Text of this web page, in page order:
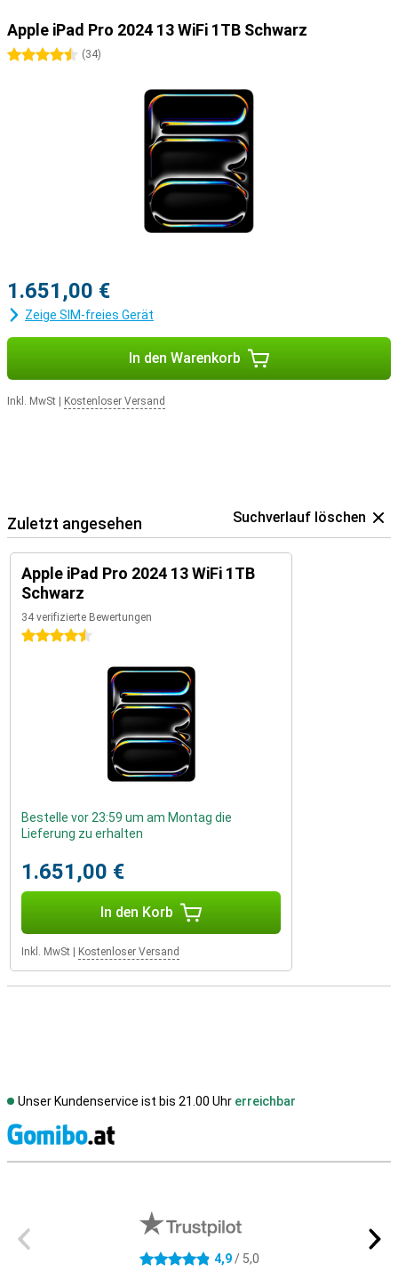
Apple iPad Pro 2024 13 WiFi 1TB Schwarz
4.5 Sterne
(34)
1.651,00 €
Zeige SIM-freies Gerät
In den Warenkorb
Inkl. MwSt Kostenloser Versand
Zuletzt angesehen Suchverlauf löschen
Apple iPad Pro 2024 13 WiFi 1TB
Schwarz
34 verifizierte Bewertungen
4.5 Sterne
Bestelle vor 23:59 um am Montag die
Lieferung zu erhalten
1.651,00 €
In den Korb
Inkl. MwSt Kostenloser Versand
Unser Kundenservice ist bis 21.00 Uhr erreichbar
4.9 Sterne 4,9/ 5,0